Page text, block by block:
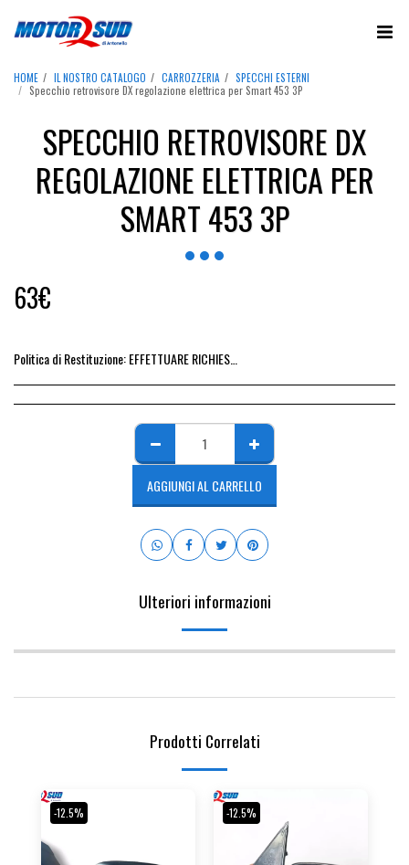
HOME IL NOSTRO CATALOGO CARROZZERIA
SPECCHI ESTERNI
Specchio retrovisore DX regolazione elettrica per Smart 453 3P
SPECCHIO RETROVISORE DX
REGOLAZIONE ELETTRICA PER
SMART 453 3P
63€
Politica di Restituzione:EFFETTUARE RICHIESTA DI RESO ENTRO 14 GIORNI DALL&#039;ACQUISTO DEL RICAMBIO, IL RIMBORSO VIENE EMESSO ALLA CONSEGNA DEL RICAMBIO IN SEDE.
AGGIUNGI AL CARRELLO
Ulteriori informazioni
Prodotti Correlati
-12.5% -12.5%